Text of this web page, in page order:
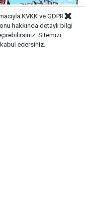
KVKK ve GDPR
hakkında detaylı bilgi
Sitemizi
edersiniz.